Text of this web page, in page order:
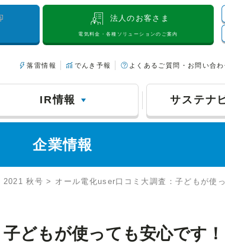
法人のお客さま
電気料金・各種ソリューションのご案内
落雷情報 でんき予報 よくあるご質問・お問い合わ
IR情報 サステナ
企業情報
秋号 > オール電化user口コミ大調査：子どもが使っ
どもが使っても安心です！